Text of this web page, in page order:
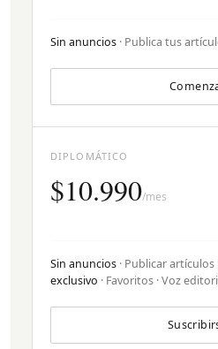
Sin anuncios · Publica tus
DIPLOMÁTICO
$10.990/mes
Sin anuncios · Publicar artículos
exclusivo · Favoritos · Voz